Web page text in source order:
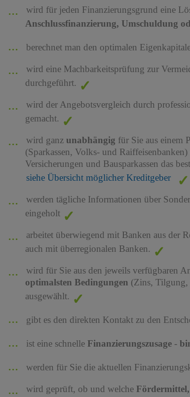
wird für jeden Finanzierungsgrund eine
Anschlussfinanzierung, Umschuldung
berechnet man den optimalen
wird eine Machbarkeitsprüfung zur
durchgeführt.
wird der Angebotsvergleich durch
gemacht.
wird ganz unabhängig für Sie aus einem
(Sparkassen, Volks- und Raiffeisenbanken)
Versicherungen und Bausparkassen das
siehe Übersicht möglicher Kreditgeber
werden tägliche Informationen über
eingeholt
arbeitet überwiegend mit Banken aus der
auch mit überregionalen Banken.
wird für Sie aus den jeweils verfügbaren
optimalsten Bedingungen (Zins,
ausgewählt.
gibt es den direkten Kontakt zu den
ist eine schnelle Finanzierungszusage-
werden für Sie die aktuellen
wird geprüft, ob und welche